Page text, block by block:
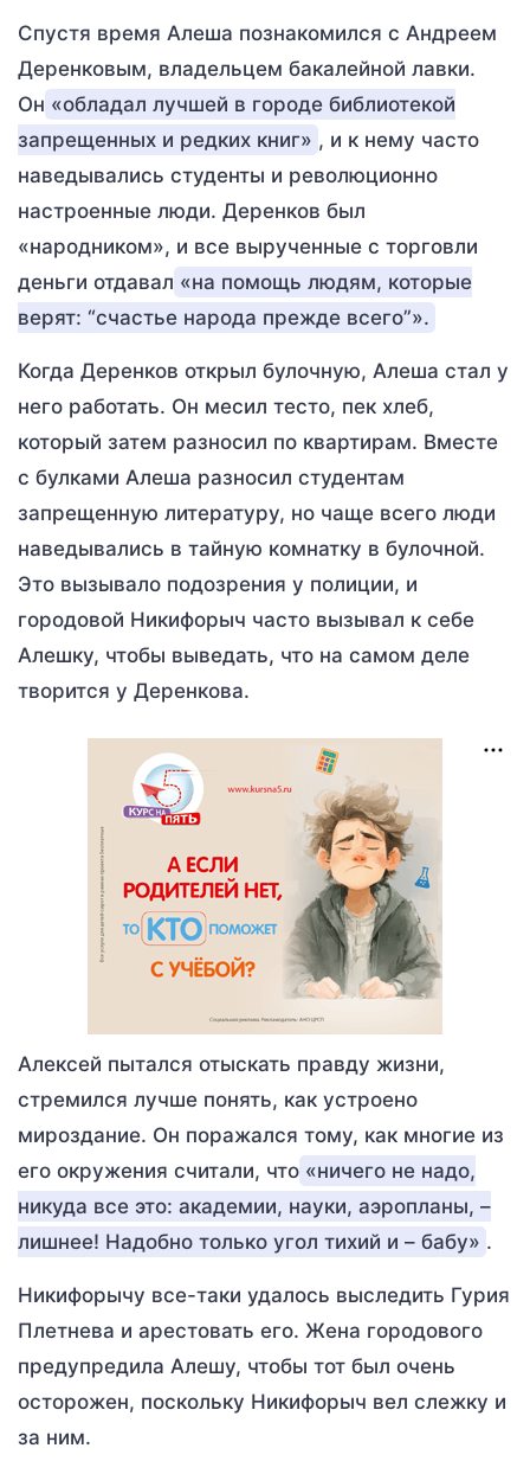
Спустя время Алеша познакомился с Андреем
Деренковым, владельцем бакалейной лавки.
Он «обладал лучшей в городе библиотекой
запрещенных и редких книг» , и к нему часто
наведывались студенты и революционно
настроенные люди. Деренков был
«народником», и все вырученные с торговли
деньги отдавал «на помощь людям, которые
верят: “счастье народа прежде всего”».
Когда Деренков открыл булочную, Алеша стал у
него работать. Он месил тесто, пек хлеб,
который затем разносил по квартирам. Вместе
с булками Алеша разносил студентам
запрещенную литературу, но чаще всего люди
наведывались в тайную комнатку в булочной.
Это вызывало подозрения у полиции, и
городовой Никифорыч часто вызывал к себе
Алешку, чтобы выведать, что на самом деле
творится у Деренкова.
Алексей пытался отыскать правду жизни,
стремился лучше понять, как устроено
мироздание. Он поражался тому, как многие из
его окружения считали, что «ничего не надо,
никуда все это: академии, науки, аэропланы, –
лишнее! Надобно только угол тихий и – бабу» .
Никифорычу все-таки удалось выследить Гурия
Плетнева и арестовать его. Жена городового
предупредила Алешу, чтобы тот был очень
осторожен, поскольку Никифорыч вел слежку и
за ним.